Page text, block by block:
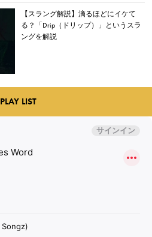
【スラング解説】滴るほどにイケて
る？「Drip（ドリップ）」というスラ
ングを解説
PLAY LIST